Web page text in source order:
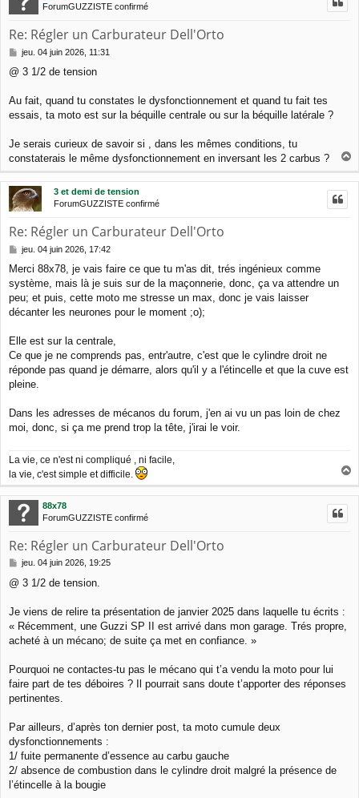
ForumGUZZISTE confirmé
Re: Régler un Carburateur Dell'Orto
M
s
a
g
jeu. 04 juin 2026, 11:31
@ 3 1/2 de tension
Au fait, quand tu constates le dysfonctionnement et quand tu fait tes
essais, ta moto est sur la béquille centrale ou sur la béquille latérale ?
Je serais curieux de savoir si , dans les mêmes conditions, tu
constaterais le même dysfonctionnement en inversant les 2 carbus ?
u
3 et demi de tension
ForumGUZZISTE confirmé
Re: Régler un Carburateur Dell'Orto
M
s
s
a
g
jeu. 04 juin 2026, 17:42
Merci 88x78, je vais faire ce que tu m'as dit, trés ingénieux comme
système, mais là je suis sur de la maçonnerie, donc, ça va attendre un
peu; et puis, cette moto me stresse un max, donc je vais laisser
décanter les neurones pour le moment ;o);
Elle est sur la centrale,
Ce que je ne comprends pas, entr'autre, c'est que le cylindre droit ne
réponde pas quand je démarre, alors qu'il y a l'étincelle et que la cuve est
pleine.
Dans les adresses de mécanos du forum, j'en ai vu un pas loin de chez
moi, donc, si ça me prend trop la tête, j'irai le voir.
La vie, ce n'est ni compliqué , ni facile,
la vie, c'est simple et difficile.
a
u
88x78
ForumGUZZISTE confirmé
Re: Régler un Carburateur Dell'Orto
M
s
a
g
jeu. 04 juin 2026, 19:25
@ 3 1/2 de tension.
Je viens de relire ta présentation de janvier 2025 dans laquelle tu écrits :
« Récemment, une Guzzi SP II est arrivé dans mon garage. Trés propre,
acheté à un mécano; de suite ça met en confiance. »
Pourquoi ne contactes-tu pas le mécano qui t’a vendu la moto pour lui
faire part de tes déboires ? Il pourrait sans doute t’apporter des réponses
pertinentes.
Par ailleurs, d’après ton dernier post, ta moto cumule deux
dysfonctionnements :
1/ fuite permanente d’essence au carbu gauche
2/ absence de combustion dans le cylindre droit malgré la présence de
l’étincelle à la bougie